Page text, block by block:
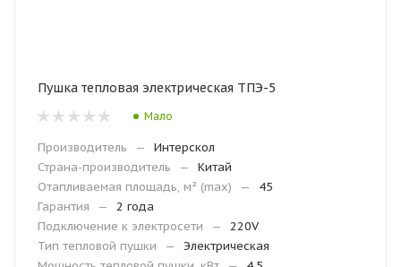
Пушка тепловая электрическая ТПЭ-5
Мало
Производитель —
Интерскол
Страна-производитель
—
Китай
Отапливаемая площадь, м² (max)
—
45
Гарантия
—
2 года
Подключение к электросети
—
220V
Тип тепловой пушки
—
Электрическая